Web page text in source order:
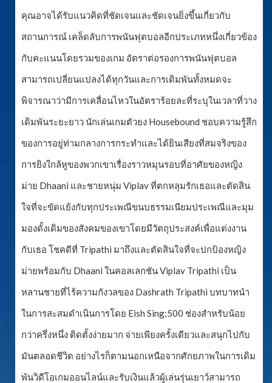
คุณอาจได้รับแนวคิดที่ชัดเจนและชัดเจนยิ่งขึ้นเกี่ยวกับ
สถานการณ์ เคล็ดลับการพนันฟุตบอลอีกประเภทหนึ่งเกี่ยวข้อง
กับคะแนนโดยรวมของเกม อัตราต่อรองการพนันฟุตบอล
สามารถเปลี่ยนแปลงได้ทุกวันและการเดิมพันทั้งหมดจะ
พิจารณาว่ามีการเคลื่อนไหวในอัตราร้อยละที่ระบุในเวลาที่วาง
เดิมพันระยะยาว นักเล่นเกมตัวยง Housebound ชอบความรู้สึก
ของการอยู่ท่ามกลางการกระทำและได้ยินเสียงที่สมจริงของ
การยิงใกล้หูของพวกเขาเรื่องราวหมุนรอบที่อาศัยของหญิง
ม่าย Dhaani และชายหนุ่ม Viplav ที่ตกหลุมรักเธอและตัดสิน
ใจที่จะขัดแย้งกับทุกประเพณีขนบธรรมเนียมประเพณีและมุม
มองดั้งเดิมของสังคมของเขาโดยมีวัตถุประสงค์เพื่อแต่งงาน
กับเธอ โชคดีที่ Tripathi มาถึงและตัดสินใจที่จะปกป้องหญิง
ม่ายพร้อมกับ Dhaani ในคอลเลกชัน Viplav Tripathi เป็น
หลานชายที่ไร้ความกังวลของ Dashrath Tripathi บทบาทนำ
ในการสะสมดำเนินการโดย Eish Sing;500 ช่องสำหรับน้อย
กว่าครึ่งหนึ่ง ติดตั้งง่ายมาก จ่ายเพียงครั้งเดียวและสนุกไปกับ
มันตลอดชีวิต อย่างไรก็ตามนอกเหนือจากศักยภาพในการเดิม
พันวิดีโอเกมออนไลน์และรับเงินแล้วผู้เล่นรุ่นเยาว์สามารถ